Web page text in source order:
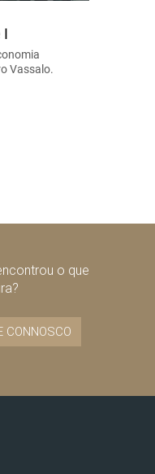
I
Vassalo.
o que
CONNOSCO